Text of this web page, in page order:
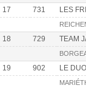
17 731 LES
18 729 TEAM
19 902 LE